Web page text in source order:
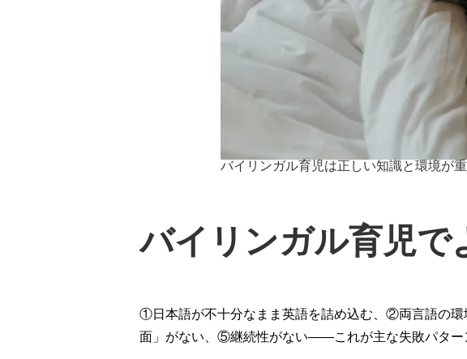
バイリンガル育児は正しい知識と環境が
バイリンガル育児で
①日本語が不十分なまま英語を詰め込む、②両言語の
面」がない、⑤継続性がない——これが主な失敗パター